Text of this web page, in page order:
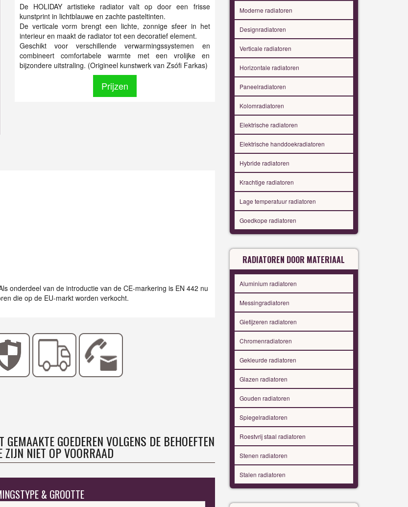
De HOLIDAY artistieke radiator valt op door een frisse
kunstprint in lichtblauwe en zachte pasteltinten.
De verticale vorm brengt een lichte, zonnige sfeer in het
interieur en maakt de radiator tot een decoratief element.
Geschikt voor verschillende verwarmingssystemen en
combineert comfortabele warmte met een vrolijke en
bijzondere uitstraling. (Origineel kunstwerk van Zsófi Farkas)
Prijzen
onderdeel van de introductie van de CE-markering is EN 442 nu
die op de EU-markt worden verkocht.
GOEDEREN VOLGENS DE BEHOEFTEN
ZIJN NIET OP VOORRAAD
& GROOTTE
Moderne radiatoren
Designradiatoren
Verticale radiatoren
Horizontale radiatoren
Paneelradiatoren
Kolomradiatoren
Elektrische radiatoren
Elektrische handdoekradiatoren
Hybride radiatoren
Krachtige radiatoren
Lage temperatuur radiatoren
Goedkope radiatoren
RADIATOREN DOOR MATERIAAL
Aluminium radiatoren
Messingradiatoren
Gietijzeren radiatoren
Chromenradiatoren
Gekleurde radiatoren
Glazen radiatoren
Gouden radiatoren
Spiegelradiatoren
Roestvrij staal radiatoren
Stenen radiatoren
Stalen radiatoren